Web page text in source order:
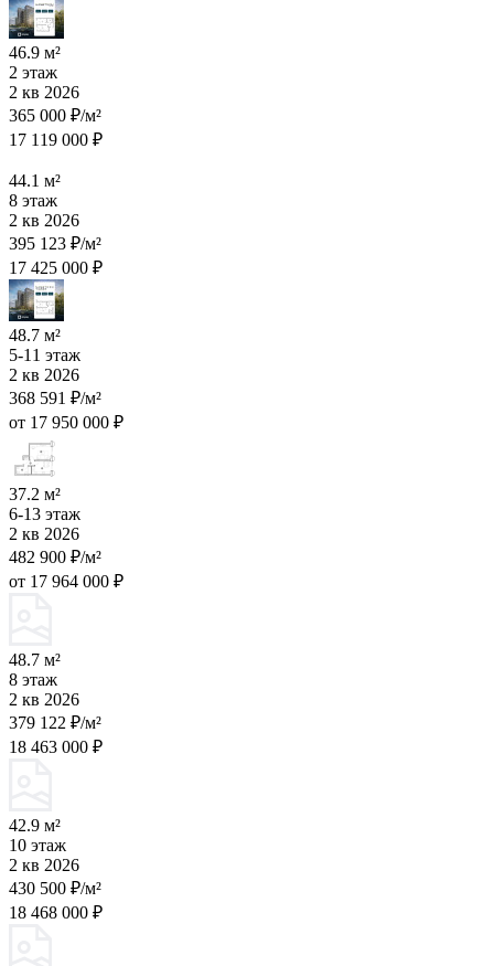
46.9 м²
2 этаж
2 кв 2026
365 000 ₽/м²
17 119 000 ₽
44.1 м²
8 этаж
2 кв 2026
395 123 ₽/м²
17 425 000 ₽
48.7 м²
5-11 этаж
2 кв 2026
368 591 ₽/м²
от 17 950 000 ₽
37.2 м²
6-13 этаж
2 кв 2026
482 900 ₽/м²
от 17 964 000 ₽
48.7 м²
8 этаж
2 кв 2026
379 122 ₽/м²
18 463 000 ₽
42.9 м²
10 этаж
2 кв 2026
430 500 ₽/м²
18 468 000 ₽